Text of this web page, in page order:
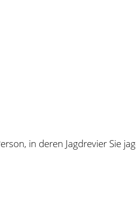
in deren Jagdrevier Sie